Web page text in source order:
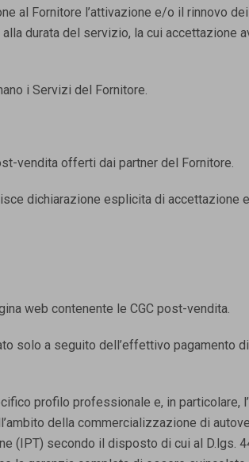
al Fornitore l’attivazione e/o il rinnovo
durata del servizio, la cui accettazione
i Servizi del Fornitore.
vendita offerti dai partner del Fornitore.
dichiarazione esplicita di accettazione
web contenente le CGC post-vendita.
solo a seguito dell’effettivo pagamento
profilo professionale e, in particolare,
della commercializzazione di
(IPT) secondo il disposto di cui al D.lgs.